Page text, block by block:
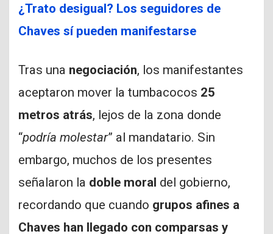
¿Trato desigual? Los seguidores de
Chaves sí pueden manifestarse
Tras una negociación, los manifestantes
aceptaron mover la tumbacocos 25
metros atrás, lejos de la zona donde
“podría molestar” al mandatario. Sin
embargo, muchos de los presentes
señalaron la doble moral del gobierno,
recordando que cuando grupos afines a
Chaves han llegado con comparsas y